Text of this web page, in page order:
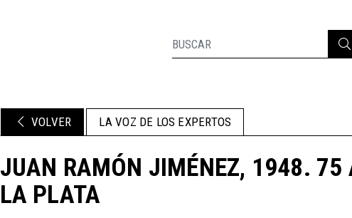
VOLVER LA VOZ DE LOS EXPERTOS
JUAN RAMÓN JIMÉNEZ, 1948. 75
LA PLATA